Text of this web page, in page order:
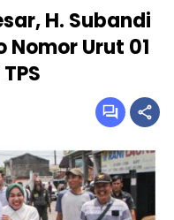
H. Subandi
Urut 01